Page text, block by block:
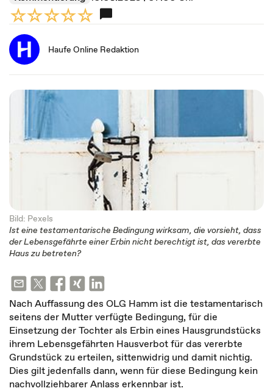
Haufe Online Redaktion
Bild: Pexels
Ist eine testamentarische Bedingung wirksam, die vorsieht, dass
der Lebensgefährte einer Erbin nicht berechtigt ist, das vererbte
Haus zu betreten?
Nach Auffassung des OLG Hamm ist die testamentarisch
seitens der Mutter verfügte Bedingung, für die
Einsetzung der Tochter als Erbin eines Hausgrundstücks
ihrem Lebensgefährten Hausverbot für das vererbte
Grundstück zu erteilen, sittenwidrig und damit nichtig.
Dies gilt jedenfalls dann, wenn für diese Bedingung kein
nachvollziehbarer Anlass erkennbar ist.